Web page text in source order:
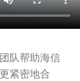
队帮助海信
紧密地合